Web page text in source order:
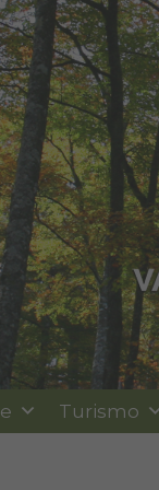
Turismo